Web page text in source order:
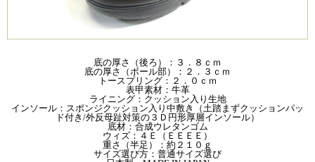
底の厚さ（後ろ）：３．８ｃｍ
底の厚さ（ボール部）：２．３ｃｍ
トースプリング：２．０ｃｍ
表甲素材：牛革
ライニング：クッション入り生地
インソール：スポンジクッション入り中敷き（土踏まずクッションパッ
ド付き/外反母趾対策の３Ｄ円形厚層インソール）
底材：合成ウレタンゴム
ウィズ：４Ｅ（ＥＥＥＥ）
重さ（半足）：約２１０ｇ
サイズ選び方：普通サイズ選び